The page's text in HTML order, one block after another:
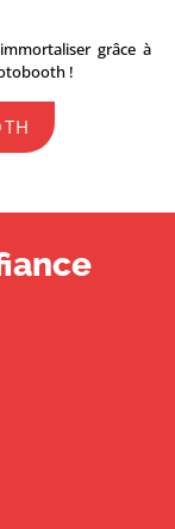
grâce à
!